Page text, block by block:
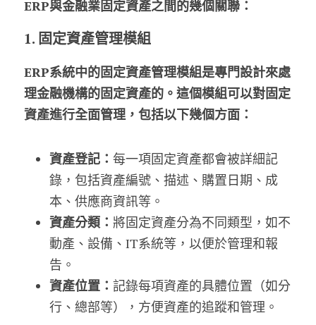
ERP與金融業固定資產之間的幾個關聯：
1. 固定資產管理模組
ERP系統中的固定資產管理模組是專門設計來處
理金融機構的固定資產的。這個模組可以對固定
資產進行全面管理，包括以下幾個方面：
資產登記： 每一項固定資產都會被詳細記
錄，包括資產編號、描述、購置日期、成
本、供應商資訊等。
資產分類： 將固定資產分為不同類型，如不
動產、設備、IT系統等，以便於管理和報
告。
資產位置： 記錄每項資產的具體位置（如分
行、總部等），方便資產的追蹤和管理。